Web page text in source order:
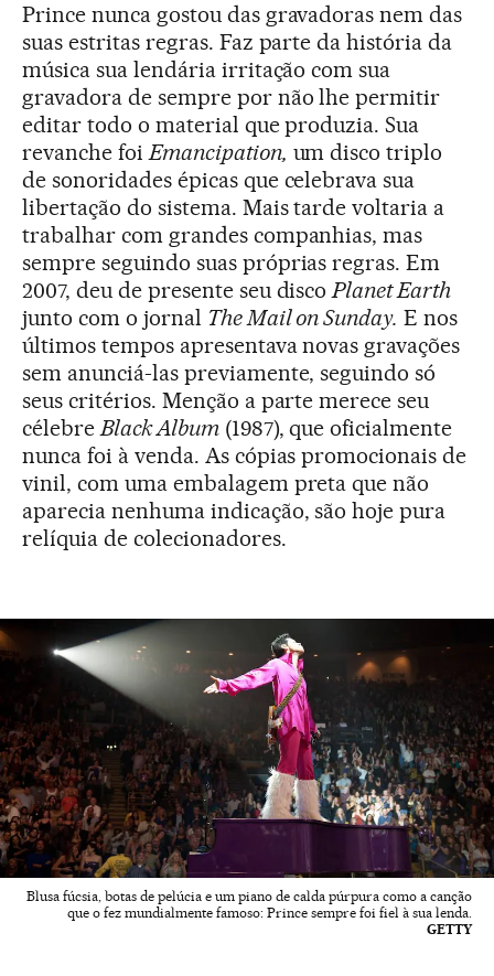
Prince nunca gostou das gravadoras nem das
suas estritas regras. Faz parte da história da
música sua lendária irritação com sua
gravadora de sempre por não lhe permitir
editar todo o material que produzia. Sua
revanche foiEmancipation, um disco triplo
de sonoridades épicas que celebrava sua
libertação do sistema. Mais tarde voltaria a
trabalhar com grandes companhias, mas
sempre seguindo suas próprias regras. Em
2007, deu de presente seu discoPlanet Earth
junto com o jornal The Mail on Sunday. E nos
últimos tempos apresentava novas gravações
sem anunciá-las previamente, seguindo só
seus critérios. Menção a parte merece seu
célebreBlack Album(1987), que oficialmente
nunca foi à venda. As cópias promocionais de
vinil, com uma embalagem preta que não
aparecia nenhuma indicação, são hoje pura
relíquia de colecionadores.
Blusa fúcsia, botas de pelúcia e um piano de calda púrpura como a canção
que o fez mundialmente famoso: Prince sempre foi fiel à sua lenda.
GETTY